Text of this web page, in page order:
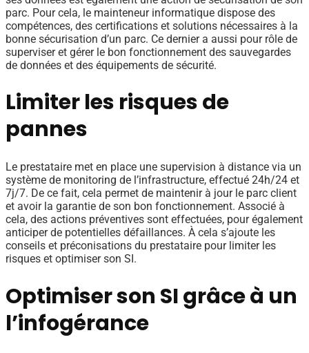
parc. Pour cela, le mainteneur informatique dispose des
compétences, des certifications et solutions nécessaires à la
bonne sécurisation d’un parc. Ce dernier a aussi pour rôle de
superviser et gérer le bon fonctionnement des sauvegardes
de données et des équipements de sécurité.
Limiter les risques de
pannes
Le prestataire met en place une supervision à distance via un
système de monitoring de l’infrastructure, effectué 24h/24 et
7j/7. De ce fait, cela permet de maintenir à jour le parc client
et avoir la garantie de son bon fonctionnement. Associé à
cela, des actions préventives sont effectuées, pour également
anticiper de potentielles défaillances. À cela s’ajoute les
conseils et préconisations du prestataire pour limiter les
risques et optimiser son SI.
Optimiser son SI grâce à un
l’infogérance